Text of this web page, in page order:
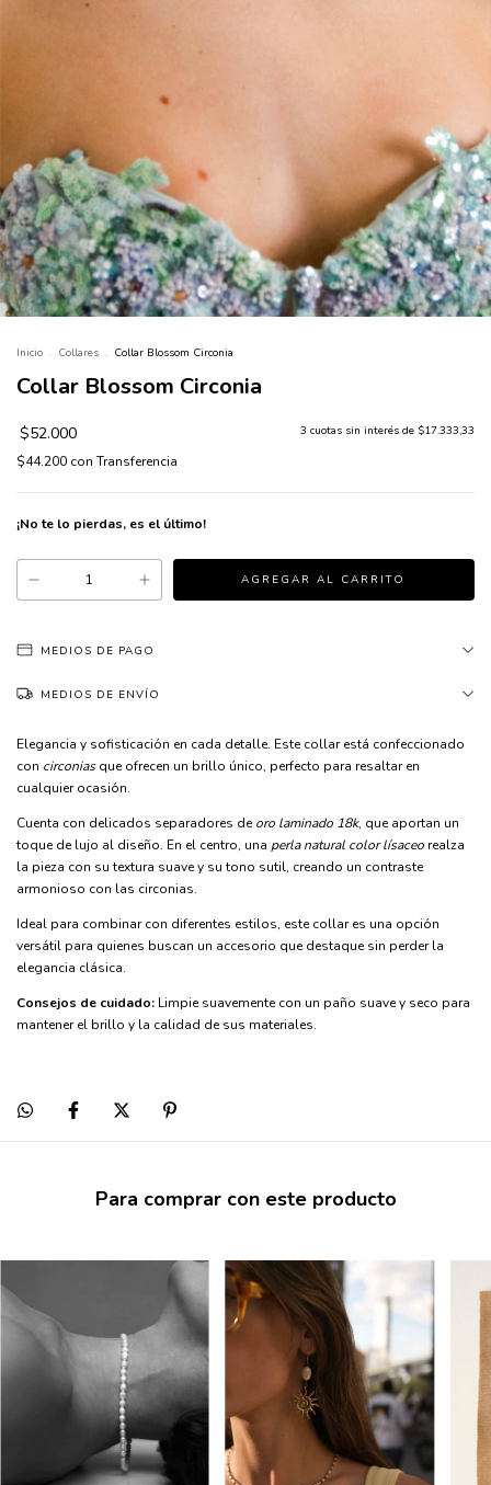
Inicio . Collares . Collar Blossom Circonia
Collar Blossom Circonia
$52.000 3 cuotas sin interés de $17.333,33
$44.200 con Transferencia
¡No te lo pierdas, es el último!
MEDIOS DE PAGO
MEDIOS DE ENVÍO
Elegancia y sofisticación en cada detalle. Este collar está confeccionado
con circoniasque ofrecen un brillo único, perfecto para resaltar en
cualquier ocasión.
Cuenta con delicados separadores deoro laminado 18k, que aportan un
toque de lujo al diseño. En el centro, una perla natural color lísaceo realza
la pieza con su textura suave y su tono sutil, creando un contraste
armonioso con las circonias.
Ideal para combinar con diferentes estilos, este collar es una opción
versátil para quienes buscan un accesorio que destaque sin perder la
elegancia clásica.
Consejos de cuidado: Limpie suavemente con un paño suave y seco para
mantener el brillo y la calidad de sus materiales.
Para comprar con este producto